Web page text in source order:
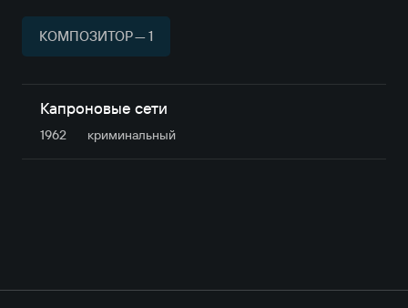
КОМПОЗИТОР — 1
Капроновые сети
1962 криминальный